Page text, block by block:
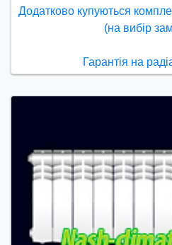
Додатково купуються
(на вибір
Гарантія на